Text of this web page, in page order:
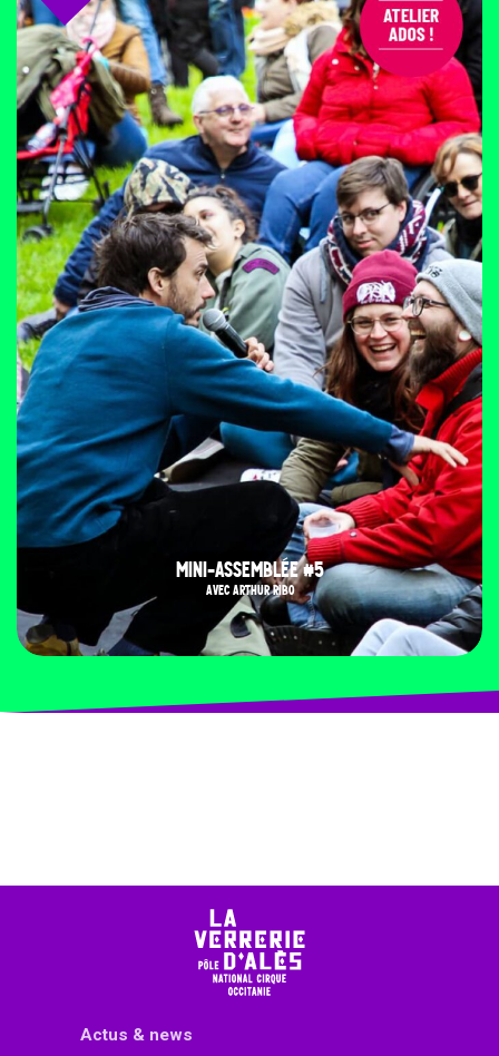
MINI-ASSEMBLÉE #5
AVEC ARTHUR RIBO
Actus & news